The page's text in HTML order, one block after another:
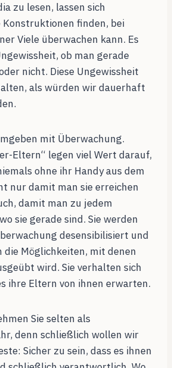
zu lesen, lassen sich
finden, bei
Viele überwachen kann. Es
ob man gerade
nicht. Diese Ungewissheit
als würden wir dauerhaft
mit Überwachung.
Eltern“ legen viel Wert darauf,
ohne ihr Handy aus dem
nur damit man sie erreichen
damit man zu jedem
sie gerade sind. Sie werden
desensibilisiert und
die Möglichkeiten, mit denen
wird. Sie verhalten sich
ihre Eltern von ihnen erwarten.
Sie selten als
denn schließlich wollen wir
Sicher zu sein, dass es ihnen